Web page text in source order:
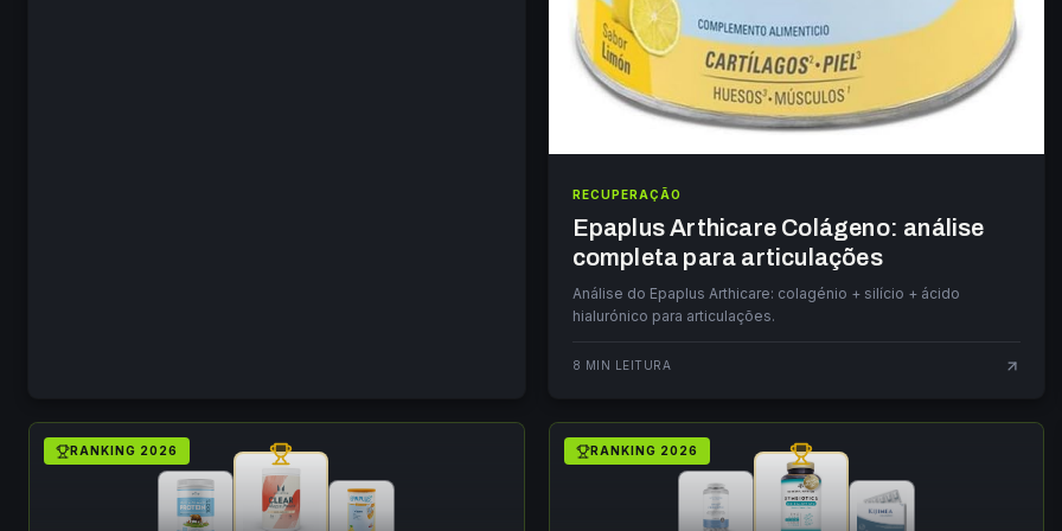
RECUPERAÇÃO
Epaplus Arthicare Colágeno: análise
completa para articulações
Análise do Epaplus Arthicare: colagénio + silício + ácido
hialurónico para articulações.
8 MIN LEITURA
RANKING 2026 RANKING 2026